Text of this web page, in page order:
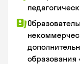
образования